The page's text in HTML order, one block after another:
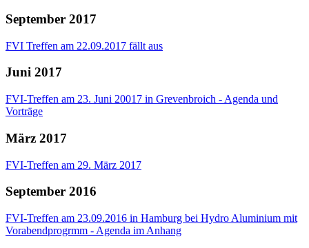
September 2017
FVI Treffen am 22.09.2017 fällt aus
Juni 2017
FVI-Treffen am 23. Juni 20017 in Grevenbroich - Agenda und
Vorträge
März 2017
FVI-Treffen am 29. März 2017
September 2016
FVI-Treffen am 23.09.2016 in Hamburg bei Hydro Aluminium mit
Vorabendprogrmm - Agenda im Anhang